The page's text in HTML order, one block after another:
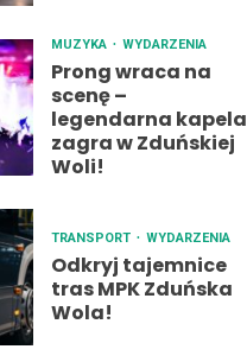
MUZYKA WYDARZENIA
Prong wraca na
scenę –
legendarna kapela
zagra w Zduńskiej
Woli!
TRANSPORT WYDARZENIA
Odkryj tajemnice
tras MPK Zduńska
Wola!